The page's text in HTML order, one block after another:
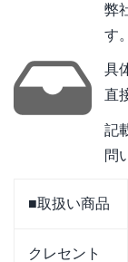
弊
す。
具
直
記
問
■取扱い商品
クレセント